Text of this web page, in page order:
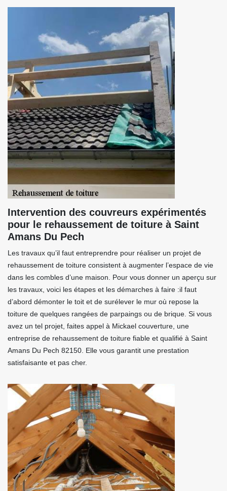
Intervention des couvreurs expérimentés
pour le rehaussement de toiture à Saint
Amans Du Pech
Les travaux qu’il faut entreprendre pour réaliser un projet de
rehaussement de toiture consistent à augmenter l’espace de vie
dans les combles d’une maison. Pour vous donner un aperçu sur
les travaux, voici les étapes et les démarches à faire :il faut
d’abord démonter le toit et de surélever le mur où repose la
toiture de quelques rangées de parpaings ou de brique. Si vous
avez un tel projet, faites appel à Mickael couverture, une
entreprise de rehaussement de toiture fiable et qualifié à Saint
Amans Du Pech 82150. Elle vous garantit une prestation
satisfaisante et pas cher.